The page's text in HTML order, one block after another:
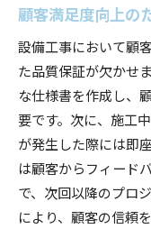
顧客満足度向上の
設備工事において顧
た品質保証が欠かせ
な仕様書を作成し、
要です。次に、施工
が発生した際には即
は顧客からフィード
で、次回以降のプロ
により、顧客の信頼